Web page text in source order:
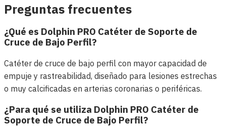
Preguntas frecuentes
¿Qué es Dolphin PRO Catéter de Soporte de
Cruce de Bajo Perfil?
Catéter de cruce de bajo perfil con mayor capacidad de
empuje y rastreabilidad, diseñado para lesiones estrechas
o muy calcificadas en arterias coronarias o periféricas.
¿Para qué se utiliza Dolphin PRO Catéter de
Soporte de Cruce de Bajo Perfil?